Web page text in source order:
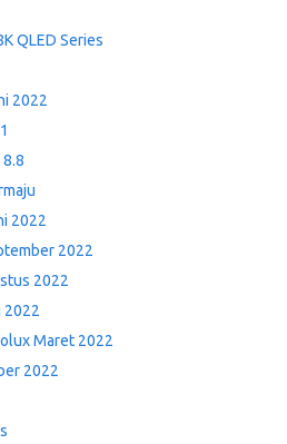
QLED Series
2022
2022
2022
2022
2022
Maret 2022
2022